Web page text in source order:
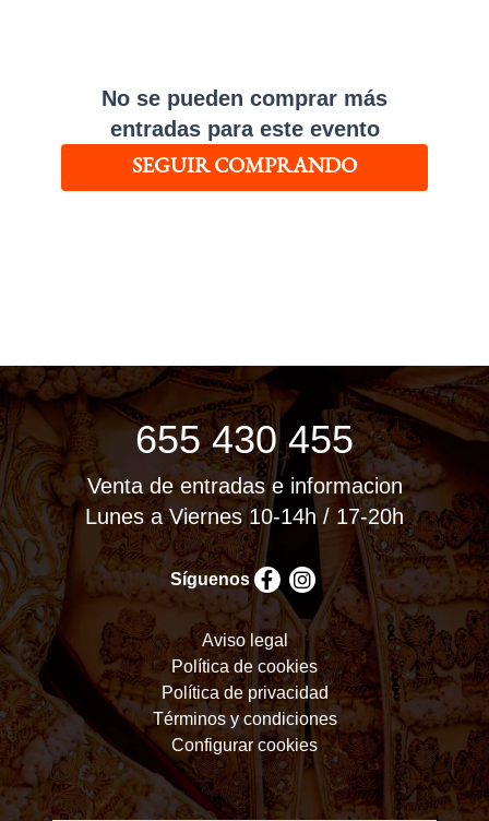
No se pueden comprar más
entradas para este evento
SEGUIR COMPRANDO
655 430 455
Venta de entradas e informacion
Lunes a Viernes 10-14h / 17-20h
Síguenos
Aviso legal
Política de cookies
Política de privacidad
Términos y condiciones
Configurar cookies